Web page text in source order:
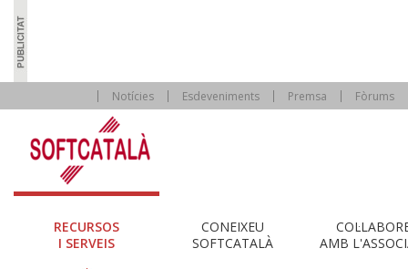
Notícies Esdeveniments Premsa Fòrums
RECURSOS
I SERVEIS
CONEIXEU
SOFTCATALÀ
AMB